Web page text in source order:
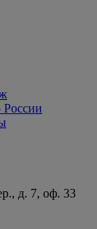
России
д. 7, оф. 33